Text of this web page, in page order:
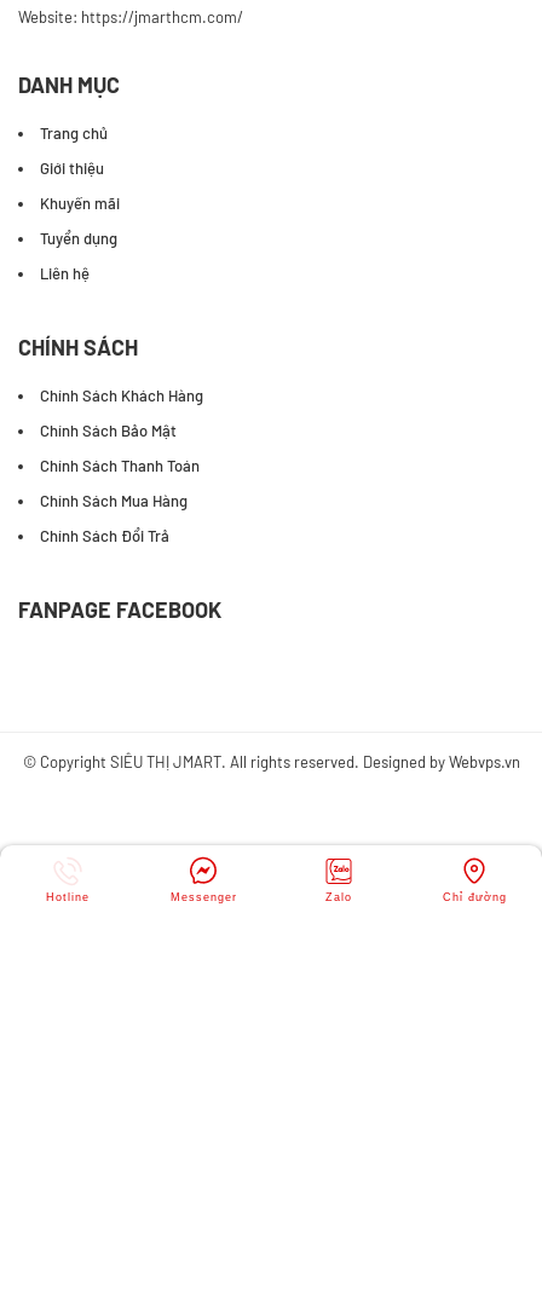
Website: https://jmarthcm.com/
DANH MỤC
Trang chủ
Giới thiệu
Khuyến mãi
Tuyển dụng
Liên hệ
CHÍNH SÁCH
Chính Sách Khách Hàng
Chính Sách Bảo Mật
Chính Sách Thanh Toán
Chính Sách Mua Hàng
Chính Sách Đổi Trả
FANPAGE FACEBOOK
© Copyright SIÊU THỊ JMART. All rights reserved. Designed byWebvps.vn
Hotline Messenger Zalo Chỉ đường